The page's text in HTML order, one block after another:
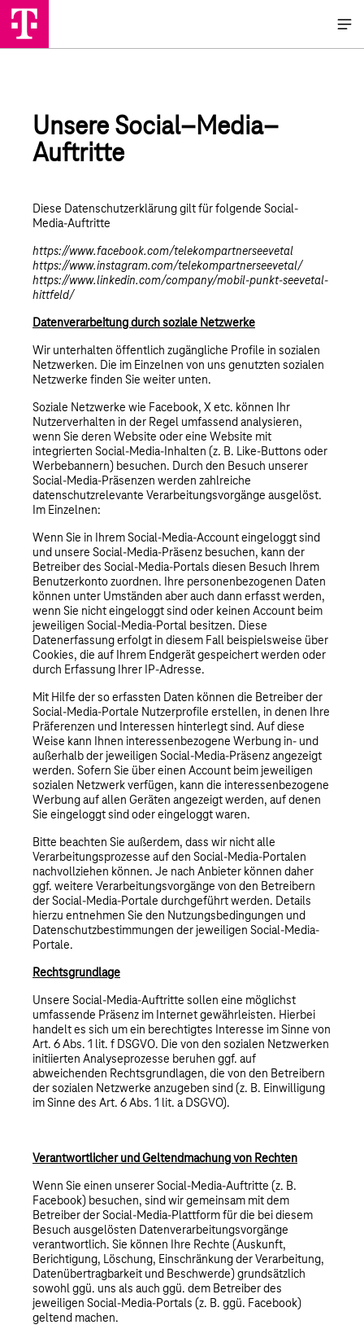
Unsere Social–Media–
Auftritte
Diese Datenschutzerklärung gilt für folgende Social-
Media-Auftritte
https://www.facebook.com/telekompartnerseevetal
https://www.instagram.com/telekompartnerseevetal/
https://www.linkedin.com/company/mobil-punkt-seevetal-
hittfeld/
Datenverarbeitung durch soziale Netzwerke
Wir unterhalten öffentlich zugängliche Profile in sozialen
Netzwerken. Die im Einzelnen von uns genutzten sozialen
Netzwerke finden Sie weiter unten.
Soziale Netzwerke wie Facebook, X etc. können Ihr
Nutzerverhalten in der Regel umfassend analysieren,
wenn Sie deren Website oder eine Website mit
integrierten Social-Media-Inhalten (z. B. Like-Buttons oder
Werbebannern) besuchen. Durch den Besuch unserer
Social-Media-Präsenzen werden zahlreiche
datenschutzrelevante Verarbeitungsvorgänge ausgelöst.
Im Einzelnen:
Wenn Sie in Ihrem Social-Media-Account eingeloggt sind
und unsere Social-Media-Präsenz besuchen, kann der
Betreiber des Social-Media-Portals diesen Besuch Ihrem
Benutzerkonto zuordnen. Ihre personenbezogenen Daten
können unter Umständen aber auch dann erfasst werden,
wenn Sie nicht eingeloggt sind oder keinen Account beim
jeweiligen Social-Media-Portal besitzen. Diese
Datenerfassung erfolgt in diesem Fall beispielsweise über
Cookies, die auf Ihrem Endgerät gespeichert werden oder
durch Erfassung Ihrer IP-Adresse.
Mit Hilfe der so erfassten Daten können die Betreiber der
Social-Media-Portale Nutzerprofile erstellen, in denen Ihre
Präferenzen und Interessen hinterlegt sind. Auf diese
Weise kann Ihnen interessenbezogene Werbung in- und
außerhalb der jeweiligen Social-Media-Präsenz angezeigt
werden. Sofern Sie über einen Account beim jeweiligen
sozialen Netzwerk verfügen, kann die interessenbezogene
Werbung auf allen Geräten angezeigt werden, auf denen
Sie eingeloggt sind oder eingeloggt waren.
Bitte beachten Sie außerdem, dass wir nicht alle
Verarbeitungsprozesse auf den Social-Media-Portalen
nachvollziehen können. Je nach Anbieter können daher
ggf. weitere Verarbeitungsvorgänge von den Betreibern
der Social-Media-Portale durchgeführt werden. Details
hierzu entnehmen Sie den Nutzungsbedingungen und
Datenschutzbestimmungen der jeweiligen Social-Media-
Portale.
Rechtsgrundlage
Unsere Social-Media-Auftritte sollen eine möglichst
umfassende Präsenz im Internet gewährleisten. Hierbei
handelt es sich um ein berechtigtes Interesse im Sinne von
Art. 6 Abs. 1 lit. f DSGVO. Die von den sozialen Netzwerken
initiierten Analyseprozesse beruhen ggf. auf
abweichenden Rechtsgrundlagen, die von den Betreibern
der sozialen Netzwerke anzugeben sind (z. B. Einwilligung
im Sinne des Art. 6 Abs. 1 lit. a DSGVO).
Verantwortlicher und Geltendmachung von Rechten
Wenn Sie einen unserer Social-Media-Auftritte (z. B.
Facebook) besuchen, sind wir gemeinsam mit dem
Betreiber der Social-Media-Plattform für die bei diesem
Besuch ausgelösten Datenverarbeitungsvorgänge
verantwortlich. Sie können Ihre Rechte (Auskunft,
Berichtigung, Löschung, Einschränkung der Verarbeitung,
Datenübertragbarkeit und Beschwerde) grundsätzlich
sowohl ggü. uns als auch ggü. dem Betreiber des
jeweiligen Social-Media-Portals (z. B. ggü. Facebook)
geltend machen.